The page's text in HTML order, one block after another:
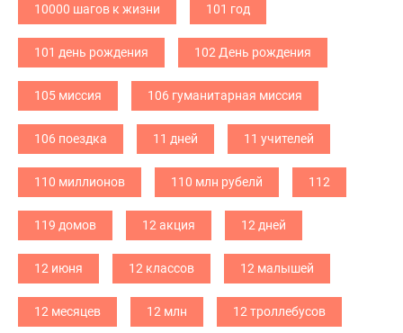
10000 шагов к жизни 101 год
101 день рождения 102 День рождения
105 миссия 106 гуманитарная миссия
106 поездка 11 дней 11 учителей
110 миллионов 110 млн рубелй 112
119 домов 12 акция 12 дней
12 июня 12 классов 12 малышей
12 месяцев 12 млн 12 троллебусов